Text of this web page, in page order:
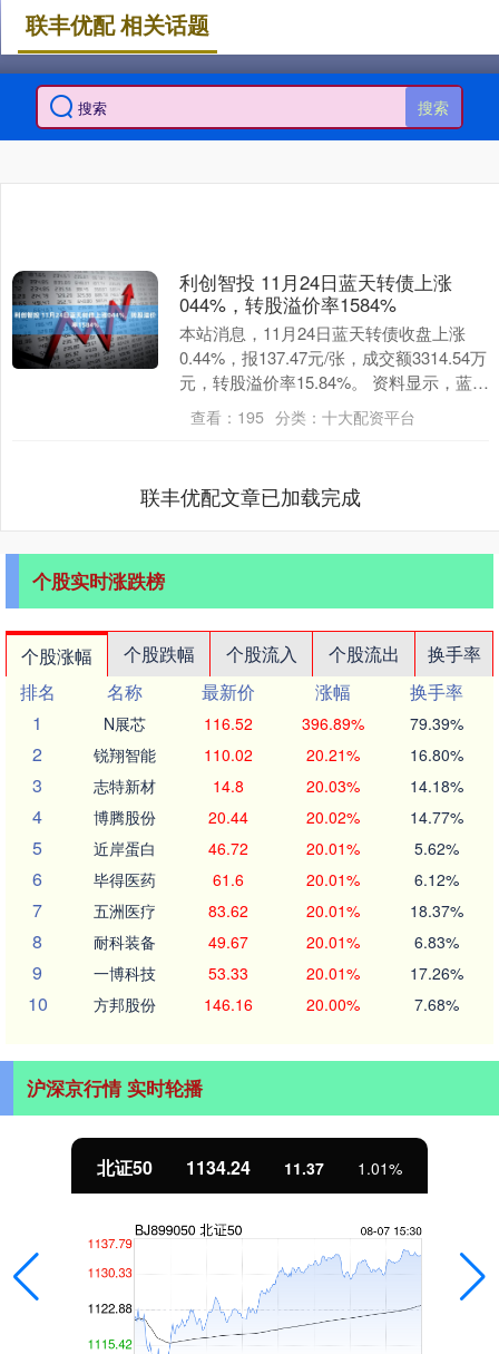
搜索
联丰优配 相关话题
利创智投 11月24日蓝天转债上涨
044%，转股溢价率1584%
本站消息，11月24日蓝天转债收盘上涨
0.44%，报137.47元/张，成交额3314.54万
元，转股溢价率15.84%。 资料显示，蓝天
转债信用级别为“AA”....
查看： 195 分类： 十大配资平台
联丰优配文章已加载完成
个股实时涨跌榜
个股涨幅 个股跌幅 个股流入 个股流出
换手率
排名
名称 最新价 涨幅
换手率
1
N展芯 116.52 396.89% 79.39%
2 锐翔智能 110.02 20.21% 16.80%
3 志特新材 14.8 20.03% 14.18%
4 博腾股份 20.44 20.02% 14.77%
5 近岸蛋白 46.72 20.01% 5.62%
6 毕得医药 61.6 20.01% 6.12%
7 五洲医疗 83.62 20.01% 18.37%
8 耐科装备 49.67 20.01% 6.83%
9 一博科技 53.33 20.01% 17.26%
10 方邦股份 146.16 20.00% 7.68%
沪深京行情 实时轮播
北证50 1134.24 11.37 1.01%